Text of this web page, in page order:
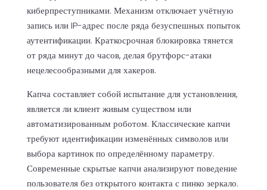
киберпреступниками. Механизм отключает учётную
запись или IP-адрес после ряда безуспешных попыток
аутентификации. Краткосрочная блокировка тянется
от ряда минут до часов, делая брутфорс-атаки
нецелесообразными для хакеров.
Капча составляет собой испытание для установления,
является ли клиент живым существом или
автоматизированным роботом. Классические капчи
требуют идентификации изменённых символов или
выбора картинок по определённому параметру.
Современные скрытые капчи анализируют поведение
пользователя без открытого контакта с пинко зеркало.